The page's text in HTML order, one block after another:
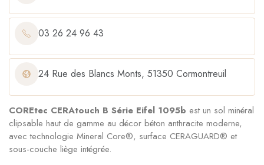
03 26 24 96 43
24 Rue des Blancs Monts, 51350 Cormontreuil
COREtec CERAtouch B Série Eifel 1095b est un sol minéral
clipsable haut de gamme au décor béton anthracite moderne,
avec technologie Mineral Core®, surface CERAGUARD® et
sous-couche liège intégrée.